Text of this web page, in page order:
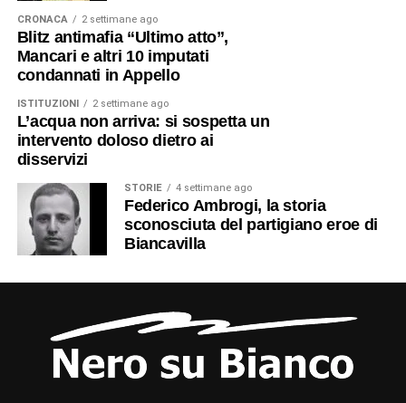
CRONACA 2 settimane ago
Blitz antimafia “Ultimo atto”,
Mancari e altri 10 imputati
condannati in Appello
ISTITUZIONI 2 settimane ago
L’acqua non arriva: si sospetta un
intervento doloso dietro ai
disservizi
STORIE 4 settimane ago
Federico Ambrogi, la storia
sconosciuta del partigiano eroe di
Biancavilla